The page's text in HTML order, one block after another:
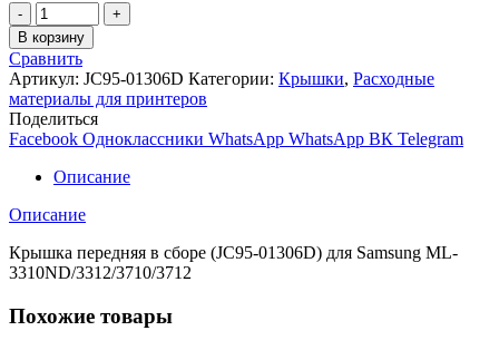
Количество
товара
Крышка
передняя
в
сборе
(JC95-
01306D)
для
Samsung
ML-
В корзину
Сравнить
Артикул: JC95-01306D Категории: Крышки, Расходные
материалы для принтеров
Поделиться
Facebook Одноклассники WhatsApp WhatsApp ВК Telegram
Описание
Описание
Крышка передняя в сборе (JC95-01306D) для Samsung ML-
3310ND/3312/3710/3712
Похожие товары